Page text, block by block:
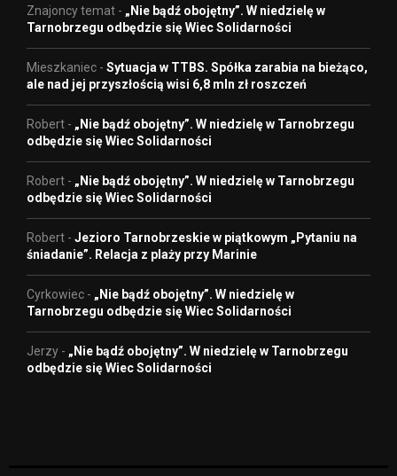
Znajoncy temat - „Nie bądź obojętny”. W niedzielę w
Tarnobrzegu odbędzie się Wiec Solidarności
Mieszkaniec - Sytuacja w TTBS. Spółka zarabia na bieżąco,
ale nad jej przyszłością wisi 6,8 mln zł roszczeń
Robert - „Nie bądź obojętny”. W niedzielę w Tarnobrzegu
odbędzie się Wiec Solidarności
Robert - „Nie bądź obojętny”. W niedzielę w Tarnobrzegu
odbędzie się Wiec Solidarności
Robert - Jezioro Tarnobrzeskie w piątkowym „Pytaniu na
śniadanie”. Relacja z plaży przy Marinie
Cyrkowiec - „Nie bądź obojętny”. W niedzielę w
Tarnobrzegu odbędzie się Wiec Solidarności
Jerzy - „Nie bądź obojętny”. W niedzielę w Tarnobrzegu
odbędzie się Wiec Solidarności